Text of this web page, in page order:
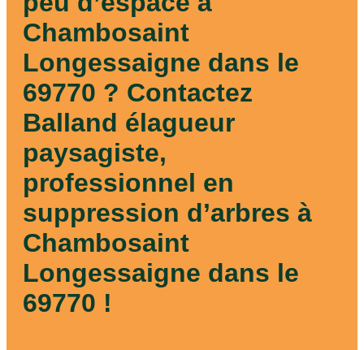
Chambosaint
Longessaigne dans le
69770 ? Contactez
Balland élagueur
paysagiste,
professionnel en
suppression d’arbres à
Chambosaint
Longessaigne dans le
69770 !